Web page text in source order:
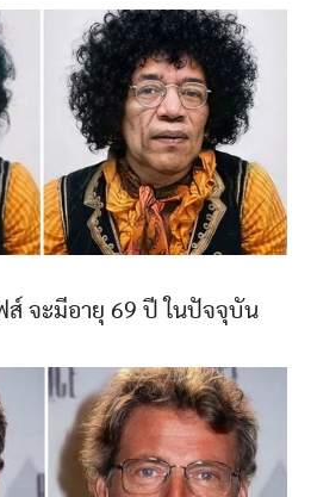
ส์ จะมีอายุ 69 ปี ในปัจจุบัน